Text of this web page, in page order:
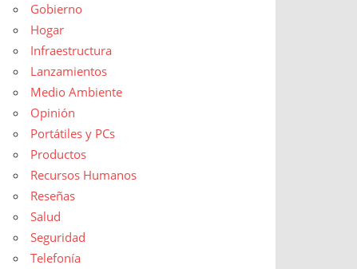
Gobierno
Hogar
Infraestructura
Lanzamientos
Medio Ambiente
Opinión
Portátiles y PCs
Productos
Recursos Humanos
Reseñas
Salud
Seguridad
Telefonía